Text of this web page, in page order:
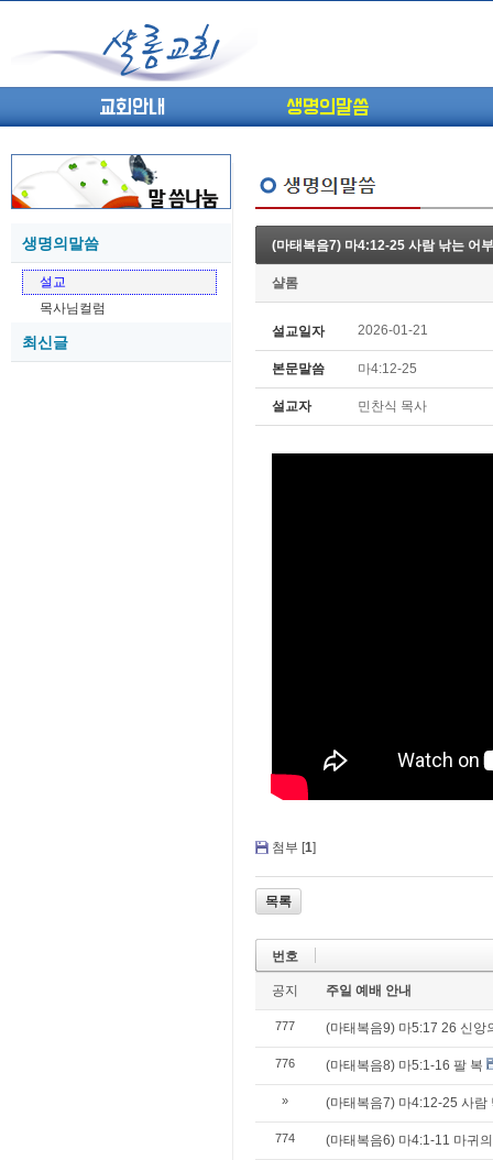
교회안내 생명의말씀
생명의말씀
설교
목사님컬럼
최신글
05-26 (고린도전서12) 고전7:23-40 ...
05-20 (고린도전서10) 고전6:1~11 ...
05-20 (고린도전서9) 고전5:1-13 ...
05-18 (고린도전서7) 고전4:1-8 판...
(마태복음7) 마4:12-25 사람 낚는 어부
샬롬
설교일자 2026-01-21
본문말씀 마4:12-25
설교자 민찬식 목사
첨부 [1]
목록
번호
공지 주일 예배 안내
777 (마태복음9) 마5:17 26 신앙
776 (마태복음8) 마5:1-16 팔 복
» (마태복음7) 마4:12-25 사람
774 (마태복음6) 마4:1-11 마귀